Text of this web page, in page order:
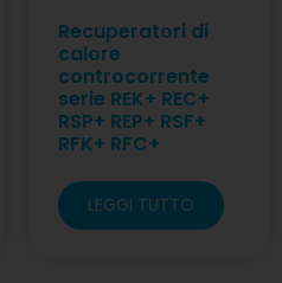
Recuperatori di
calore
controcorrente
serie REK+ REC+
RSP+ REP+ RSF+
RFK+ RFC+
LEGGI TUTTO